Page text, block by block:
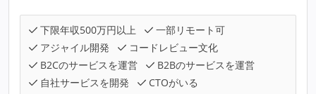
下限年収500万円以上
一部リモート可
アジャイル開発
コードレビュー文化
B2Cのサービスを運営
B2Bのサービスを運営
自社サービスを開発
CTOがいる